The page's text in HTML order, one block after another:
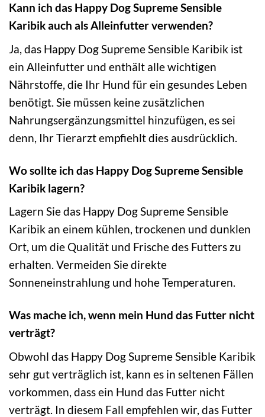
Kann ich das Happy Dog Supreme Sensible
Karibik auch als Alleinfutter verwenden?
Ja, das Happy Dog Supreme Sensible Karibik ist
ein Alleinfutter und enthält alle wichtigen
Nährstoffe, die Ihr Hund für ein gesundes Leben
benötigt. Sie müssen keine zusätzlichen
Nahrungsergänzungsmittel hinzufügen, es sei
denn, Ihr Tierarzt empfiehlt dies ausdrücklich.
Wo sollte ich das Happy Dog Supreme Sensible
Karibik lagern?
Lagern Sie das Happy Dog Supreme Sensible
Karibik an einem kühlen, trockenen und dunklen
Ort, um die Qualität und Frische des Futters zu
erhalten. Vermeiden Sie direkte
Sonneneinstrahlung und hohe Temperaturen.
Was mache ich, wenn mein Hund das Futter nicht
verträgt?
Obwohl das Happy Dog Supreme Sensible Karibik
sehr gut verträglich ist, kann es in seltenen Fällen
vorkommen, dass ein Hund das Futter nicht
verträgt. In diesem Fall empfehlen wir, das Futter